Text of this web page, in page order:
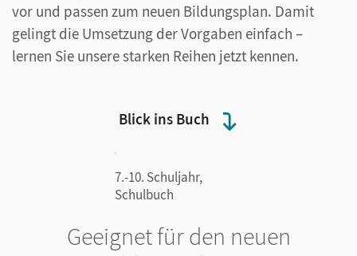
vor und passen zum neuen Bildungsplan. Damit
gelingt die Umsetzung der Vorgaben einfach –
lernen Sie unsere starken Reihen jetzt kennen.
Blick ins Buch
7.-10. Schuljahr,
Schulbuch
Geeignet für den neuen